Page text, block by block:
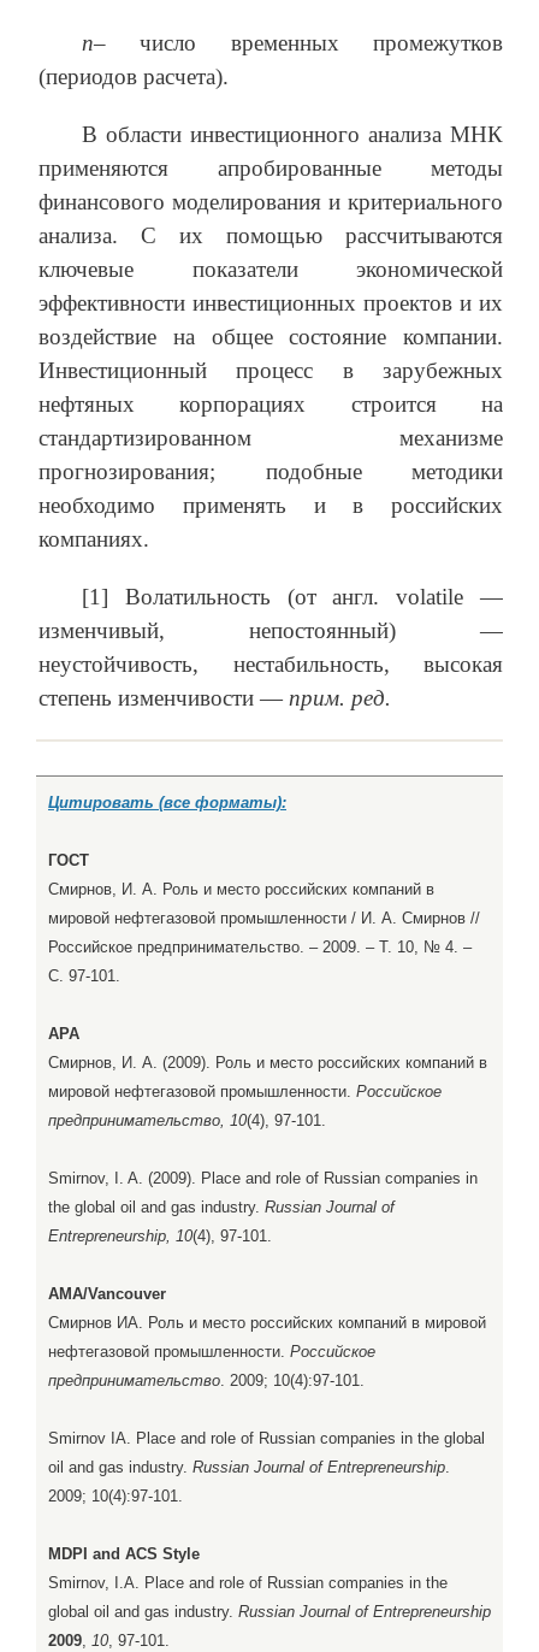
n– число временных промежутков
(периодов расчета).
В области инвестиционного анализа МНК
применяются апробированные методы
финансового моделирования и критериального
анализа. С их помощью рассчитываются
ключевые показатели экономической
эффективности инвестиционных проектов и их
воздействие на общее состояние компании.
Инвестиционный процесс в зарубежных
нефтяных корпорациях строится на
стандартизированном механизме
прогнозирования; подобные методики
необходимо применять и в российских
компаниях.
[1] Волатильность (от англ. volatile —
изменчивый, непостоянный) —
неустойчивость, нестабильность, высокая
степень изменчивости — прим. ред.
Цитировать (все форматы):
ГОСТ
Смирнов, И. А. Роль и место российских компаний в
мировой нефтегазовой промышленности / И. А. Смирнов //
Российское предпринимательство. – 2009. – Т. 10, № 4. –
С. 97-101.
APA
Смирнов, И. А. (2009). Роль и место российских компаний в
мировой нефтегазовой промышленности. Российское
предпринимательство, 10(4), 97-101.
Smirnov, I. A. (2009). Place and role of Russian companies in
the global oil and gas industry. Russian Journal of
Entrepreneurship, 10(4), 97-101.
AMA/Vancouver
Смирнов ИА. Роль и место российских компаний в мировой
нефтегазовой промышленности. Российское
предпринимательство. 2009; 10(4):97-101.
Smirnov IA. Place and role of Russian companies in the global
oil and gas industry. Russian Journal of Entrepreneurship.
2009; 10(4):97-101.
MDPI and ACS Style
Smirnov, I.A. Place and role of Russian companies in the
global oil and gas industry. Russian Journal of Entrepreneurship
2009, 10, 97-101.